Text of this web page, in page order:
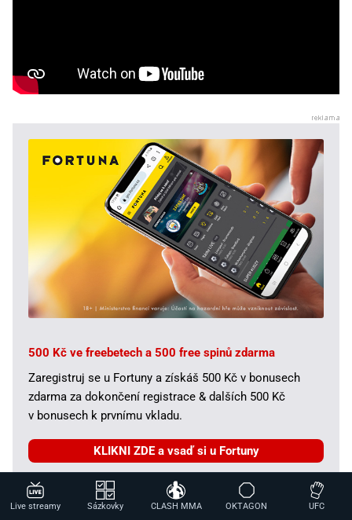
500 Kč ve freebetech a 500 free spinů zdarma
Zaregistruj se u Fortuny a získáš 500 Kč v bonusech
zdarma za dokončení registrace & dalších 500 Kč
v bonusech k prvnímu vkladu.
KLIKNI ZDE a vsaď si u Fortuny
Live streamy Sázkovky CLASH MMA OKTAGON UFC